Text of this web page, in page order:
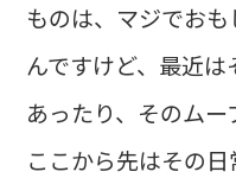
ものは、マジでお
んですけど、最近
あったり、そのムー
ここから先はその